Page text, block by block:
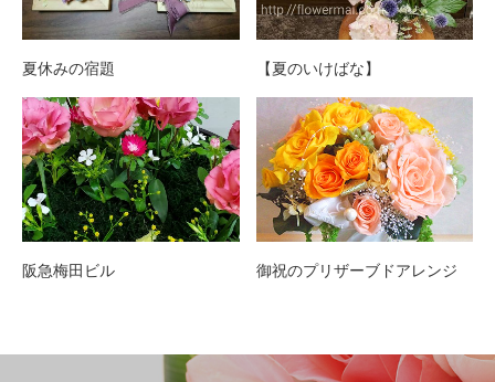
夏休みの宿題 【夏のいけばな】
阪急梅田ビル 御祝のプリザーブドアレンジ